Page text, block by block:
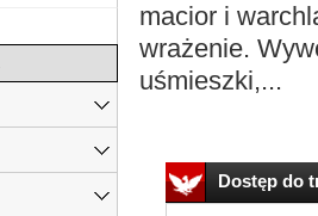
macior i
wrażenie.
uśmieszki,...
Dostęp do